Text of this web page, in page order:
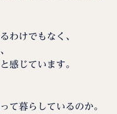
わけでもなく、
感じています。
て暮らしているのか。